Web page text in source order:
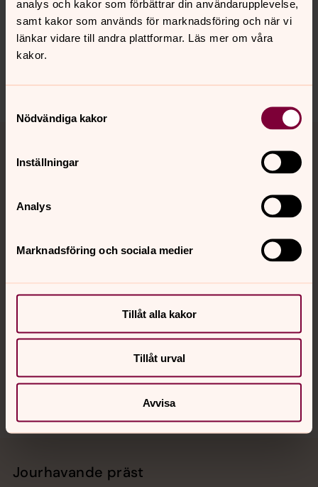
analys och kakor som förbättrar din användarupplevelse,
samt kakor som används för marknadsföring och när vi
länkar vidare till andra plattformar. Läs mer om våra
kakor.
Nödvändiga kakor
Inställningar
Analys
Marknadsföring och sociala medier
Tillåt alla kakor
Tillåt urval
Avvisa
Synpunkter eller frågor på sidans
innehåll?
harnosand.pastorat@svenskakyrkan.se
Dela
Tillbaka till toppen
Tillbaka till innehållet
Kontakt
Kalender
Jourhavande präst